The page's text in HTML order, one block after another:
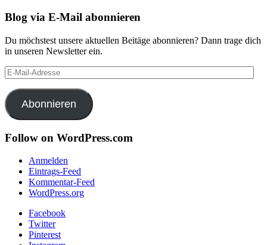
Blog via E-Mail abonnieren
Du möchstest unsere aktuellen Beitäge abonnieren? Dann trage dich
in unseren Newsletter ein.
E-
Mail-
Adresse
Abonnieren
Follow on WordPress.com
Anmelden
Eintrags-Feed
Kommentar-Feed
WordPress.org
Facebook
Twitter
Pinterest